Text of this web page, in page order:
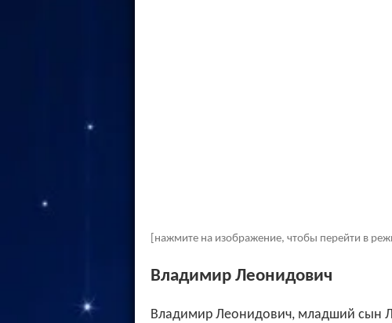
[нажмите на изображение, чтобы перейти в
Владимир Леонидович
Владимир Леонидович, младший сын